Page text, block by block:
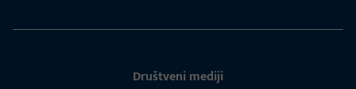
Društveni mediji